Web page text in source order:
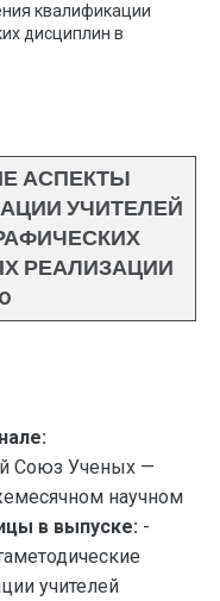
квалификации
дисциплин в
АСПЕКТЫ
УЧИТЕЛЕЙ
РЕАЛИЗАЦИИ
Союз Ученых —
научном
в выпуске: -
учителей